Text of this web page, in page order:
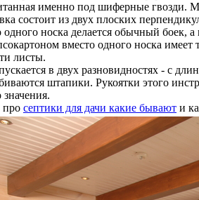
именно под шиферные гвозди.
состоит из двух плоских
носка делается обычный боек,
вместо одного носка
листы.
в двух разновидностях - с
штапики. Рукоятки этого
про септики для дачи какие бывают и